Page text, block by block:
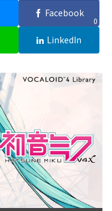
Facebook
0
LinkedIn